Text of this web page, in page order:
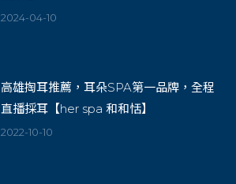
2024-04-10
高雄掏耳推薦，耳朵SPA第一品牌，全程
直播採耳【her spa 和和恬】
2022-10-10